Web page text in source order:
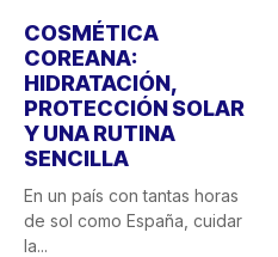
COSMÉTICA
COREANA:
HIDRATACIÓN,
PROTECCIÓN SOLAR
Y UNA RUTINA
SENCILLA
En un país con tantas horas
de sol como España, cuidar
la...